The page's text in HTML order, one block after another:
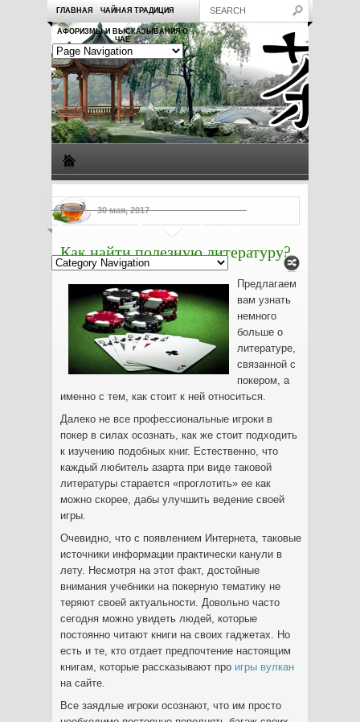
ГЛАВНАЯ ЧАЙНАЯ ТРАДИЦИЯ
АФОРИЗМЫ И ВЫСКАЗЫВАНИЯ О
ЧАЕ
Рецепты с чаем Полезные свойства чая
30 мая, 2017
Как найти полезную литературу?
Предлагаем
вам узнать
немного
больше о
литературе,
связанной с
покером, а
именно с тем, как стоит к ней относиться.
Далеко не все профессиональные игроки в
покер в силах осознать, как же стоит подходить
к изучению подобных книг. Естественно, что
каждый любитель азарта при виде таковой
литературы старается «проглотить» ее как
можно скорее, дабы улучшить ведение своей
игры.
Очевидно, что с появлением Интернета, таковые
источники информации практически канули в
лету. Несмотря на этот факт, достойные
внимания учебники на покерную тематику не
теряют своей актуальности. Довольно часто
сегодня можно увидеть людей, которые
постоянно читают книги на своих гаджетах. Но
есть и те, кто отдает предпочтение настоящим
книгам, которые рассказывают про игры вулкан
на сайте.
Все заядлые игроки осознают, что им просто